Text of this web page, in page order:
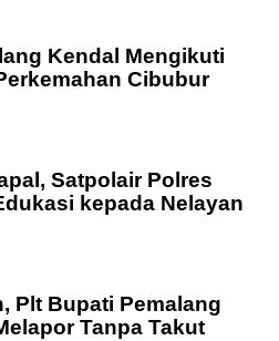
Kendal Mengikuti
Cibubur
Satpolair Polres
kepada Nelayan
Plt Bupati Pemalang
Tanpa Takut